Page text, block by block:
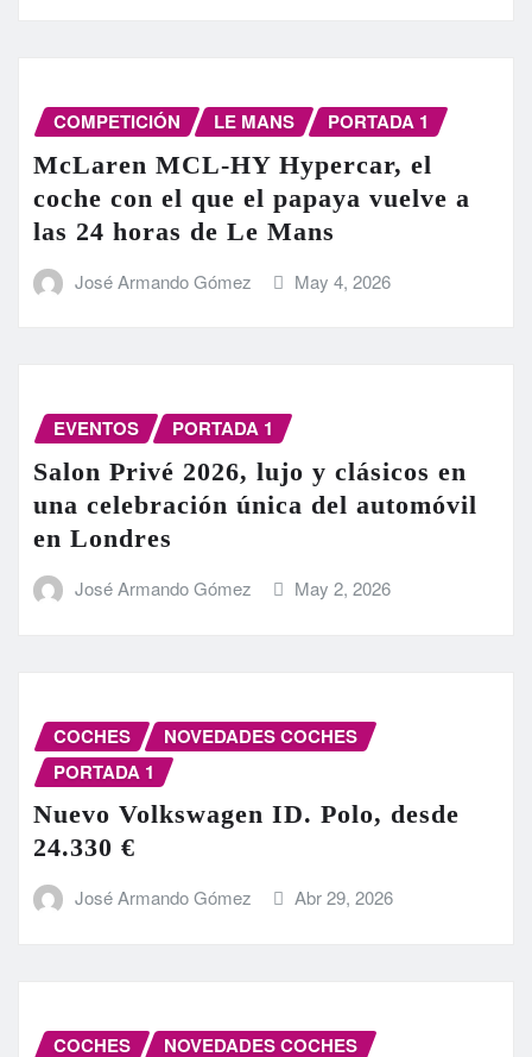
COMPETICIÓN LE MANS PORTADA 1
McLaren MCL-HY Hypercar, el
coche con el que el papaya vuelve a
las 24 horas de Le Mans
José Armando Gómez May 4, 2026
EVENTOS PORTADA 1
Salon Privé 2026, lujo y clásicos en
una celebración única del automóvil
en Londres
José Armando Gómez May 2, 2026
COCHES
NOVEDADES COCHES
PORTADA 1
Nuevo Volkswagen ID. Polo, desde
24.330 €
José Armando Gómez Abr 29, 2026
COCHES NOVEDADES COCHES